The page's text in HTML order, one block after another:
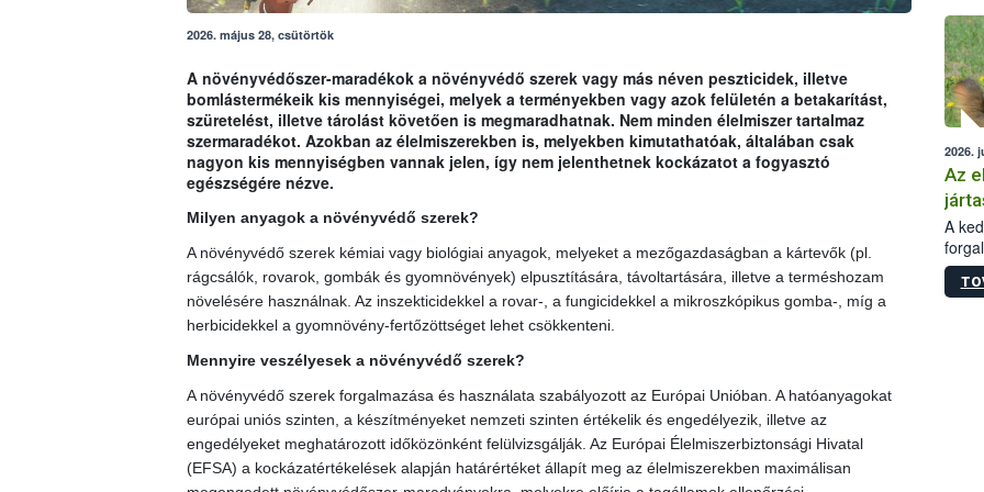
2026. május 28, csütörtök
A növényvédőszer-maradékok a növényvédő szerek vagy más néven peszticidek, illetve
bomlástermékeik kis mennyiségei, melyek a terményekben vagy azok felületén a betakarítást,
szüretelést, illetve tárolást követően is megmaradhatnak. Nem minden élelmiszer tartalmaz
szermaradékot. Azokban az élelmiszerekben is, melyekben kimutathatóak, általában csak
nagyon kis mennyiségben vannak jelen, így nem jelenthetnek kockázatot a fogyasztó
egészségére nézve.
Milyen anyagok a növényvédő szerek?
A növényvédő szerek kémiai vagy biológiai anyagok, melyeket a mezőgazdaságban a kártevők (pl.
rágcsálók, rovarok, gombák és gyomnövények) elpusztítására, távoltartására, illetve a terméshozam
növelésére használnak. Az inszekticidekkel a rovar-, a fungicidekkel a mikroszkópikus gomba-, míg a
herbicidekkel a gyomnövény-fertőzöttséget lehet csökkenteni.
Mennyire veszélyesek a növényvédő szerek?
A növényvédő szerek forgalmazása és használata szabályozott az Európai Unióban. A hatóanyagokat
európai uniós szinten, a készítményeket nemzeti szinten értékelik és engedélyezik, illetve az
engedélyeket meghatározott időközönként felülvizsgálják. Az Európai Élelmiszerbiztonsági Hivatal
(EFSA) a kockázatértékelések alapján határértéket állapít meg az élelmiszerekben maximálisan
2026.
Az
A